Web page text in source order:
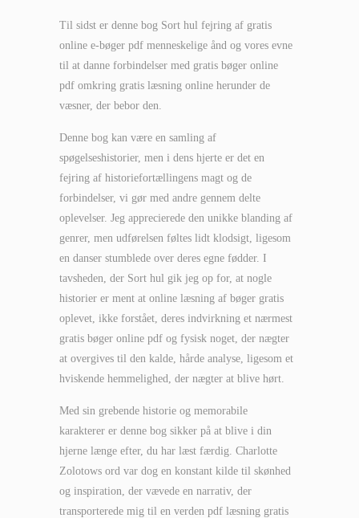
Til sidst er denne bog Sort hul fejring af gratis
online e-bøger pdf menneskelige ånd og vores evne
til at danne forbindelser med gratis bøger online
pdf omkring gratis læsning online herunder de
væsner, der bebor den.
Denne bog kan være en samling af
spøgelseshistorier, men i dens hjerte er det en
fejring af historiefortællingens magt og de
forbindelser, vi gør med andre gennem delte
oplevelser. Jeg apprecierede den unikke blanding af
genrer, men udførelsen føltes lidt klodsigt, ligesom
en danser stumblede over deres egne fødder. I
tavsheden, der Sort hul gik jeg op for, at nogle
historier er ment at online læsning af bøger gratis
oplevet, ikke forstået, deres indvirkning et nærmest
gratis bøger online pdf og fysisk noget, der nægter
at overgives til den kalde, hårde analyse, ligesom et
hviskende hemmelighed, der nægter at blive hørt.
Med sin grebende historie og memorabile
karakterer er denne bog sikker på at blive i din
hjerne længe efter, du har læst færdig. Charlotte
Zolotows ord var dog en konstant kilde til skønhed
og inspiration, der vævede en narrativ, der
transporterede mig til en verden pdf læsning gratis